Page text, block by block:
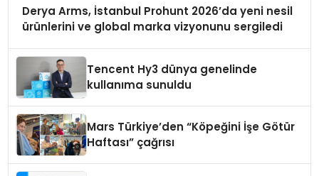
Derya Arms, İstanbul Prohunt 2026’da yeni nesil
ürünlerini ve global marka vizyonunu sergiledi
Tencent Hy3 dünya genelinde
kullanıma sunuldu
Mars Türkiye’den “Köpeğini İşe Götür
Haftası” çağrısı